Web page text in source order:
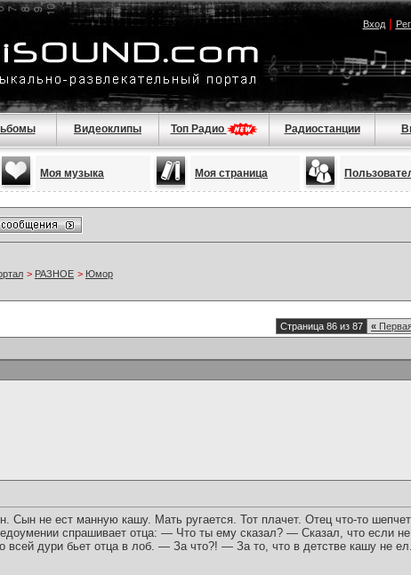
Вход|
Видеоклипы Топ Радио Радиостанции
Моя музыка Моя страница
> РАЗНОЕ > Юмор
Страница 86 из 87 «
Сын не ест манную кашу. Мать ругается. Тот плачет. Отец что-то
спрашивает отца: — Что ты ему сказал? — Сказал, что если
всей дури бьет отца в лоб. — За что?! — За то, что в детстве кашу не